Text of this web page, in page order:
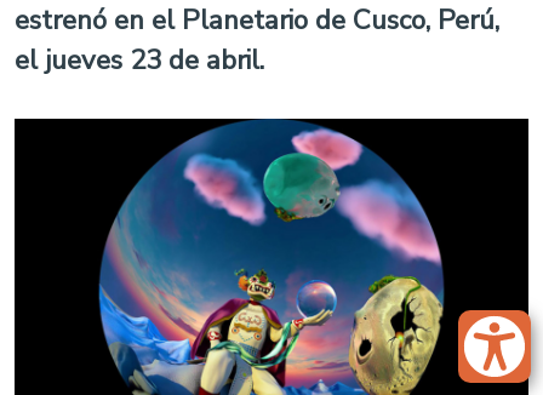
estrenó en el Planetario de Cusco, Perú,
el jueves 23 de abril.